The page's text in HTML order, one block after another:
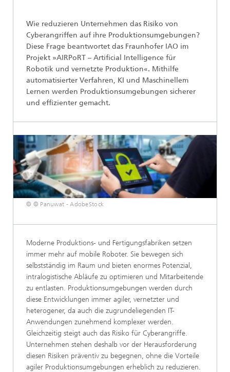
Wie reduzieren Unternehmen das Risiko von
Cyberangriffen auf ihre Produktionsumgebungen?
Diese Frage beantwortet das Fraunhofer IAO im
Projekt »AIRPoRT – Artificial Intelligence für
Robotik und vernetzte Produktion«. Mithilfe
automatisierter Verfahren, KI und Maschinellem
Lernen werden Produktionsumgebungen sicherer
und effizienter gemacht.
© © Panuwat - AdobeStock
Moderne Produktions- und Fertigungsfabriken setzen
immer mehr auf mobile Roboter. Sie bewegen sich
selbstständig im Raum und bieten enormes Potenzial,
intralogistische Abläufe zu optimieren und Mitarbeitende
zu entlasten. Produktionsumgebungen werden durch
diese Entwicklungen immer agiler, vernetzter und
heterogener, da auch die zugrundeliegenden IT-
Anwendungen zunehmend komplexer werden.
Gleichzeitig steigt auch das Risiko für Cyberangriffe.
Unternehmen stehen deshalb vor der Herausforderung
diesen Risiken präventiv zu begegnen, ohne die Vorteile
agiler Produktionsumgebungen erheblich zu reduzieren.